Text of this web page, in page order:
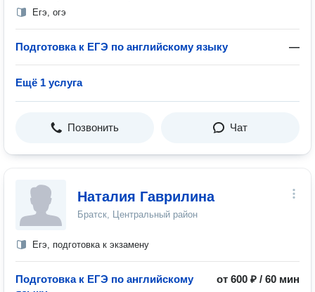
Егэ, огэ
Подготовка к ЕГЭ по английскому языку —
Ещё 1 услуга
Позвонить Чат
Наталия Гаврилина
Братск, Центральный район
Егэ, подготовка к экзамену
Подготовка к ЕГЭ по английскому
от 600 ₽ / 60 мин